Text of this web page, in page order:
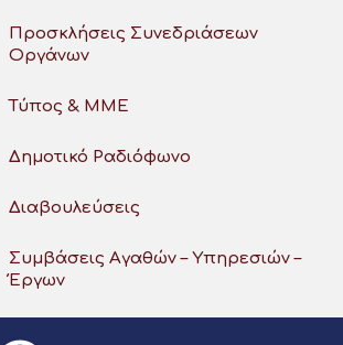
Προσκλήσεις Συνεδριάσεων
Οργάνων
Τύπος & ΜΜΕ
Δημοτικό Ραδιόφωνο
Διαβουλεύσεις
Συμβάσεις Αγαθών – Υπηρεσιών –
Έργων